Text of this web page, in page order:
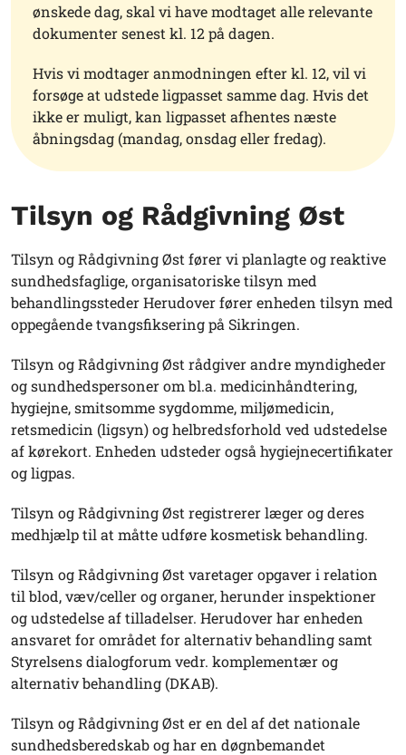
ønskede dag, skal vi have modtaget alle relevante
dokumenter senest kl. 12 på dagen.
Hvis vi modtager anmodningen efter kl. 12, vil vi
forsøge at udstede ligpasset samme dag. Hvis det
ikke er muligt, kan ligpasset afhentes næste
åbningsdag (mandag, onsdag eller fredag).
Tilsyn og Rådgivning Øst
Tilsyn og Rådgivning Øst fører vi planlagte og reaktive
sundhedsfaglige, organisatoriske tilsyn med
behandlingssteder Herudover fører enheden tilsyn med
oppegående tvangsfiksering på Sikringen.
Tilsyn og Rådgivning Øst rådgiver andre myndigheder
og sundhedspersoner om bl.a. medicinhåndtering,
hygiejne, smitsomme sygdomme, miljømedicin,
retsmedicin (ligsyn) og helbredsforhold ved udstedelse
af kørekort. Enheden udsteder også hygiejnecertifikater
og ligpas.
Tilsyn og Rådgivning Øst registrerer læger og deres
medhjælp til at måtte udføre kosmetisk behandling.
Tilsyn og Rådgivning Øst varetager opgaver i relation
til blod, væv/celler og organer, herunder inspektioner
og udstedelse af tilladelser. Herudover har enheden
ansvaret for området for alternativ behandling samt
Styrelsens dialogforum vedr. komplementær og
alternativ behandling (DKAB).
Tilsyn og Rådgivning Øst er en del af det nationale
sundhedsberedskab og har en døgnbemandet